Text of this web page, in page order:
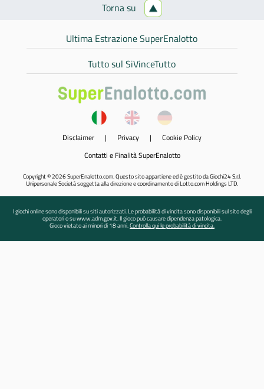
Torna su
Ultima Estrazione SuperEnalotto
Tutto sul SiVinceTutto
Disclaimer | Privacy | Cookie Policy
Contatti e Finalità SuperEnalotto
Copyright © 2026 SuperEnalotto.com. Questo sito appartiene ed è gestito da Giochi24 S.r.l.
Unipersonale Società soggetta alla direzione e coordinamento di Lotto.com Holdings LTD.
I giochi online sono disponibili su siti autorizzati. Le probabilità di vincita sono disponibili sul sito degli
operatori o su www.adm.gov.it. Il gioco può causare dipendenza patologica.
Gioco vietato ai minori di 18 anni.Controlla qui le probabilità di vincita.